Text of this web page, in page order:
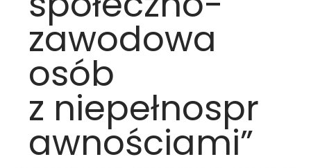
zawodowa
osób
z niepełnospr
awnościami”